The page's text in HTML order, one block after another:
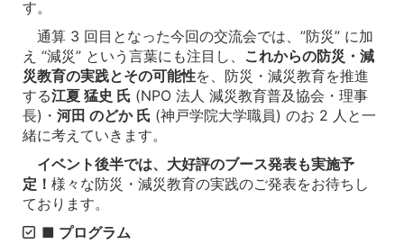
す。
通算 3 回目となった今回の交流会では、”防災” に加
え “減災” という言葉にも注目し、 これからの防災・減
災教育の実践とその可能性を、防災・減災教育を推進
する江夏 猛史 氏 (NPO 法人 減災教育普及協会・理事
長)・ 河田 のどか 氏 (神戸学院大学職員) のお 2 人と一
緒に考えていきます。
イベント後半では、大好評のブース発表も実施予
定！ 様々な防災・減災教育の実践のご発表をお待ちし
ております。
■ プログラム